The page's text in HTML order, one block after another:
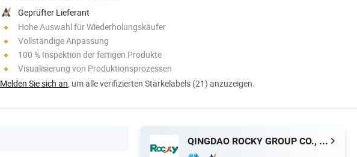
Geprüfter Lieferant
Hohe Auswahl für Wiederholungskäufer
Vollständige Anpassung
100 % Inspektion der fertigen Produkte
Visualisierung von Produktionsprozessen
Melden Sie sich an, um alle verifizierten Stärkelabels (21) anzuzeigen.
QINGDAO ROCKY GROUP CO., LTD